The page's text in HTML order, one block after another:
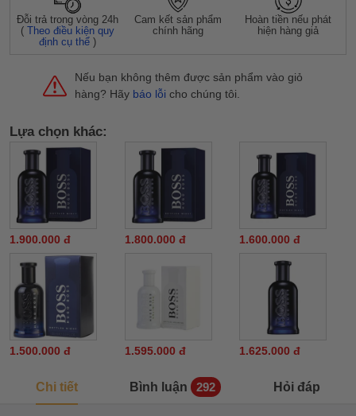
Đỗi trả trong vòng 24h
(Theo điều kiện quy
định cụ thể )
Cam kết sản phẩm
chính hãng
Hoàn tiền nếu phát
hiện hàng giả
Nếu bạn không thêm được sản phẩm vào giỏ
hàng? Hãy báo lỗi cho chúng tôi.
Lựa chọn khác:
1.900.000 đ 1.800.000 đ 1.600.000 đ
1.500.000 đ 1.595.000 đ 1.625.000 đ
Chi tiết Bình luận 292 Hỏi đáp